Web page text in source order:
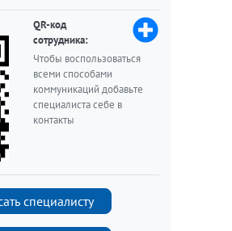
QR-код
сотрудника:
Чтобы воспользоваться
всеми способами
коммуникаций добавьте
специалиста себе в
контакты
специалисту